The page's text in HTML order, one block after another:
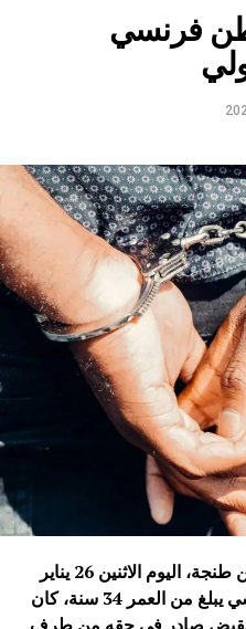
فرنسي
تمكنت عناصر الشرطة بولاية أمن طنجة، اليوم الاثنين 26 يناير
الجاري، من توقيف مواطن فرنسي يبلغ من العمر 34 سنة، كان